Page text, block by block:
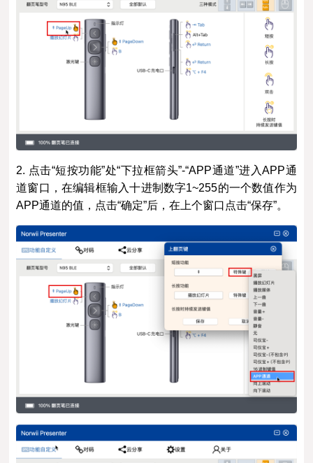
2. 点击“短按功能”处“下拉框箭头”-“APP通道”进入APP通
道窗口，在编辑框输入十进制数字1~255的一个数值作为
APP通道的值，点击“确定”后，在上个窗口点击“保存”。